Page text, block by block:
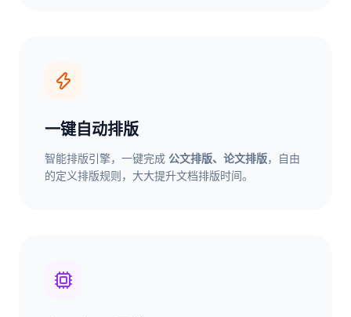
一键自动排版
智能排版引擎，一键完成 公文排版、论文排版，自由
的定义排版规则，大大提升文档排版时间。